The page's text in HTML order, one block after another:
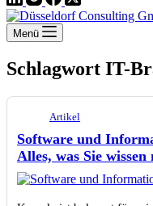
Menü
Schlagwort IT-
Artikel
Software und
Alles, was Sie wissen